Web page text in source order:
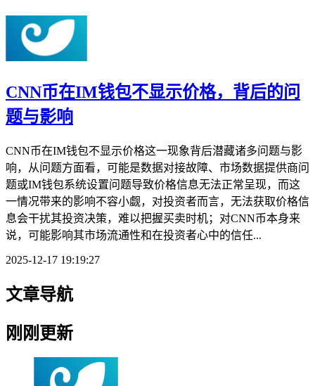
CNN币在IM钱包不显示价格，背后的问
题与影响
CNN币在IM钱包不显示价格这一现象背后潜藏诸多问题与影
响，从问题方面看，可能是数据对接故障、市场数据提供商问
题或IM钱包系统设置问题导致价格信息无法正常呈现，而这
一情况带来的影响不容小觑，对投资者而言，无法获取价格信
息会干扰其投资决策，难以把握买卖时机；对CNN币本身来
说，可能影响其市场流通性和在投资者心中的信任...
2025-12-17 19:19:27
文章导航
刚刚更新